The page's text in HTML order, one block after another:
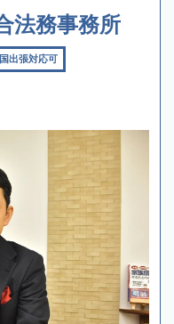
法務事務所
出張対応可